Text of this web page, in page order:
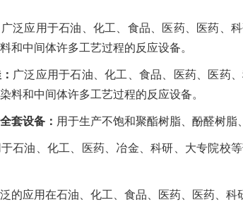
广泛应用于石油、化工、食品、医药、医药、
和中间体许多工艺过程的反应设备。
广泛应用于石油、化工、食品、医药、医药
料和中间体许多工艺过程的反应设备。
设备： 用于生产不饱和聚酯树脂、酚醛树脂
石油、化工、医药、冶金、科研、大专院校
的应用在石油、化工、食品、医药、医药、科